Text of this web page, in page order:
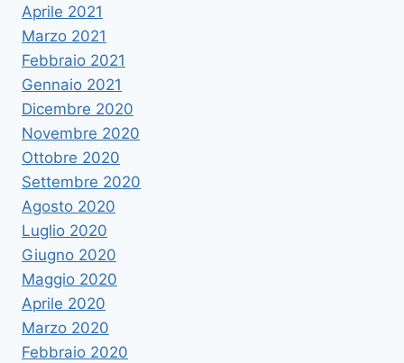
Aprile 2021
Marzo 2021
Febbraio 2021
Gennaio 2021
Dicembre 2020
Novembre 2020
Ottobre 2020
Settembre 2020
Agosto 2020
Luglio 2020
Giugno 2020
Maggio 2020
Aprile 2020
Marzo 2020
Febbraio 2020